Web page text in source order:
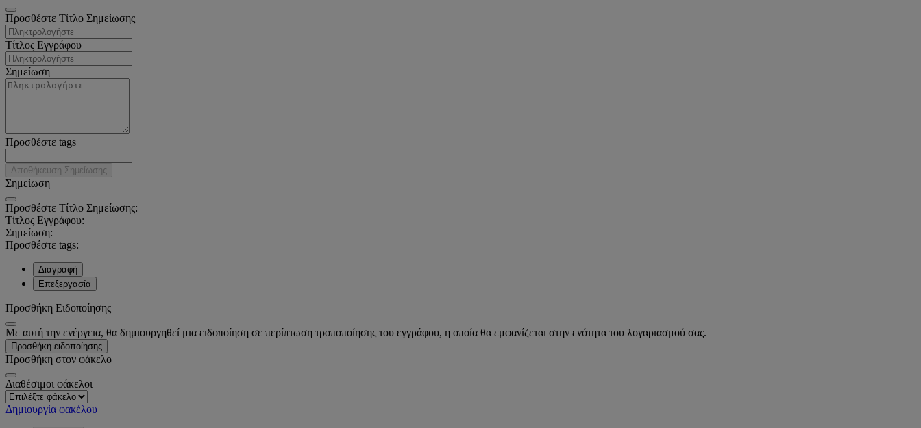
Προσθέστε Τίτλο Σημείωσης
Τίτλος Εγγράφου
Σημείωση
Προσθέστε tags
Αποθήκευση Σημείωσης
Σημείωση
Προσθέστε Τίτλο Σημείωσης:
Τίτλος Εγγράφου:
Σημείωση:
Προσθέστε tags:
Διαγραφή
Επεξεργασία
Προσθήκη Ειδοποίησης
Με αυτή την ενέργεια, θα δημιουργηθεί μια ειδοποίηση σε περίπτωση τροποποίησης του εγγράφου, η οποία θα εμφανίζεται στην ενότητα του λογαριασμού σας.
Προσθήκη ειδοποίησης
Προσθήκη στον φάκελο
Διαθέσιμοι φάκελοι
Δημιουργία φακέλου